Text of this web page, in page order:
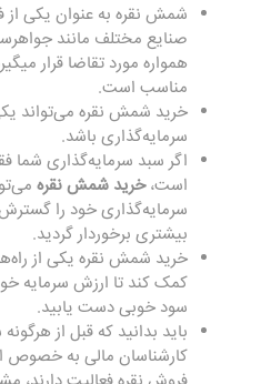
شمش نقره به عنوان یکی از
صنایع مختلف مانند
همواره مورد تقاضا قرار
مناسب است.
خرید شمش نقره می‌تواند
سرمایه‌گذاری باشد.
اگر سبد سرمایه‌گذاری شما
است،خرید شمش نقره
سرمایه‌گذاری خود را
بیشتری برخوردار گردید.
خرید شمش نقره یکی از
کمک کند تا ارزش سرمایه
سود خوبی دست یابید.
باید بدانید که قبل از
کارشناسان مالی به خصوص